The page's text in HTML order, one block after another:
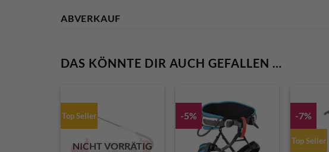
ABVERKAUF
DAS KÖNNTE DIR AUCH GEFALLEN …
Top Seller
NICHT VORRÄTIG
-5% -7%
Top Seller